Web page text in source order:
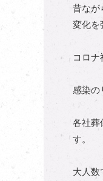
昔なが
変化を
コロナ
感染の
各社葬
す。
大人数